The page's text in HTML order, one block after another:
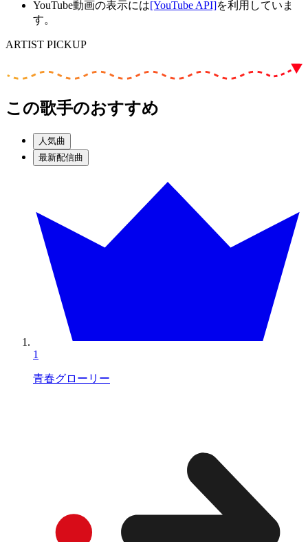
YouTube動画の表示には[YouTube API]を利用していま
す。
ARTIST PICKUP
この歌手のおすすめ
人気曲
最新配信曲
1
青春グローリー